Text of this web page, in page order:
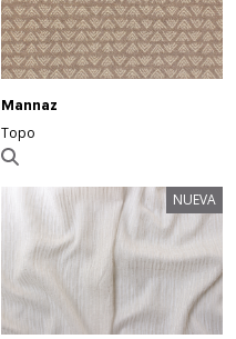
Mannaz
Topo
NUEVA